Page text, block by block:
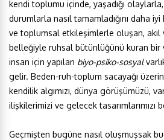
kendi toplumu içinde, yaşadığı
durumlarla nasıl tamamladığını daha
ve toplumsal etkileşimlerle oluşan, akıl
belleğiyle ruhsal bütünlüğünü kuran bir
insan için yapılan biyo-psiko-sosyal
gelir. Beden-ruh-toplum sacayağı
kendilik algımızı, dünya görüşümüzü,
ilişkilerimizi ve gelecek tasarımlarımızı
Geçmişten bugüne nasıl oluşmuşsak